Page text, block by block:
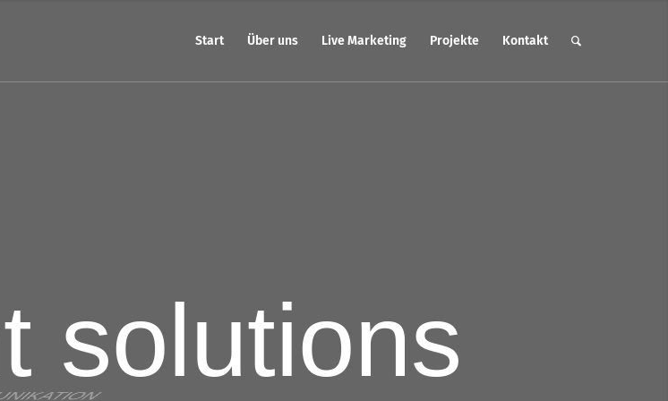
Start Über uns Live Marketing Projekte Kontakt
solutions